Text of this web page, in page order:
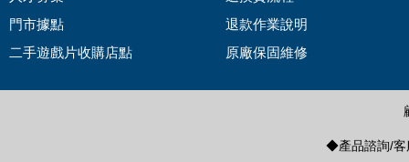
門市據點
二手遊戲片收購店點
退款作業說明
原廠保固維修
◆產品諮詢/客